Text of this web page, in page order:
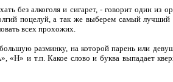
без алкоголя и сигарет, - говорит один из
поцелуй, а так же выберем самый лучший
всех прохожих.
разминку, на которой парень или
и т.п. Какое слово и буква выпадает